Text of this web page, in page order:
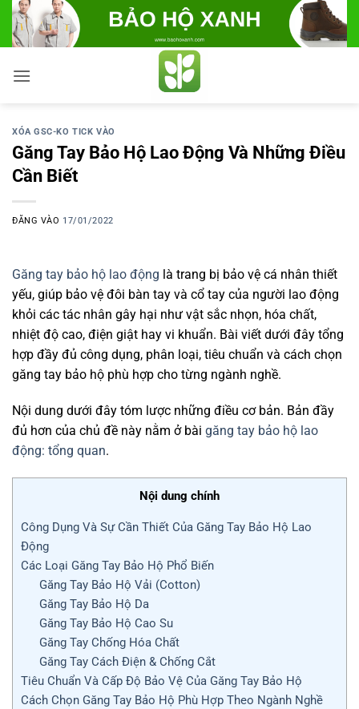
Bỏ
qua
nội
dung
XÓA GSC-KO TICK VÀO
Găng Tay Bảo Hộ Lao Động Và Những Điều
Cần Biết
ĐĂNG VÀO 17/01/2022
Găng tay bảo hộ lao động là trang bị bảo vệ cá nhân thiết
yếu, giúp bảo vệ đôi bàn tay và cổ tay của người lao động
khỏi các tác nhân gây hại như vật sắc nhọn, hóa chất,
nhiệt độ cao, điện giật hay vi khuẩn. Bài viết dưới đây tổng
hợp đầy đủ công dụng, phân loại, tiêu chuẩn và cách chọn
găng tay bảo hộ phù hợp cho từng ngành nghề.
Nội dung dưới đây tóm lược những điều cơ bản. Bản đầy
đủ hơn của chủ đề này nằm ở bài găng tay bảo hộ lao
động: tổng quan.
Nội dung chính
Công Dụng Và Sự Cần Thiết Của Găng Tay Bảo Hộ Lao
Động
Các Loại Găng Tay Bảo Hộ Phổ Biến
Găng Tay Bảo Hộ Vải (Cotton)
Găng Tay Bảo Hộ Da
Găng Tay Bảo Hộ Cao Su
Găng Tay Chống Hóa Chất
Găng Tay Cách Điện & Chống Cắt
Tiêu Chuẩn Và Cấp Độ Bảo Vệ Của Găng Tay Bảo Hộ
Cách Chọn Găng Tay Bảo Hộ Phù Hợp Theo Ngành Nghề